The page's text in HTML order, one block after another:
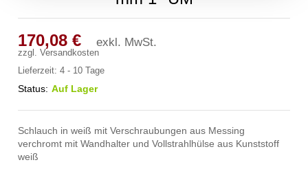
170,08€ exkl. MwSt.
zzgl.Versandkosten
Lieferzeit:4 - 10 Tage
Status: Auf Lager
Schlauch in weiß mit Verschraubungen aus Messing
verchromt mit Wandhalter und Vollstrahlhülse aus Kunststoff
weiß